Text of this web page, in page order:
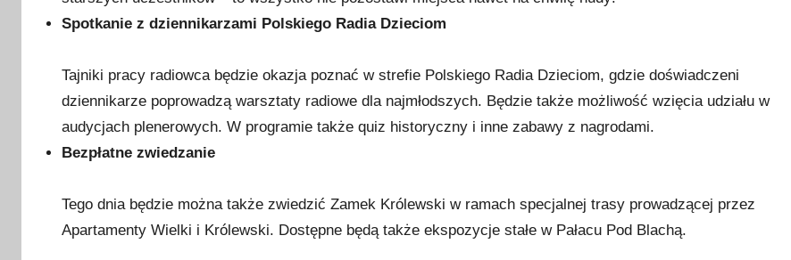
Spotkanie z dziennikarzami Polskiego Radia Dzieciom
Tajniki pracy radiowca będzie okazja poznać w strefie Polskiego Radia Dzieciom, gdzie doświadczeni
dziennikarze poprowadzą warsztaty radiowe dla najmłodszych. Będzie także możliwość wzięcia udziału w
audycjach plenerowych. W programie także quiz historyczny i inne zabawy z nagrodami.
Bezpłatne zwiedzanie
Tego dnia będzie można także zwiedzić Zamek Królewski w ramach specjalnej trasy prowadzącej przez
Apartamenty Wielki i Królewski. Dostępne będą także ekspozycje stałe w Pałacu Pod Blachą.